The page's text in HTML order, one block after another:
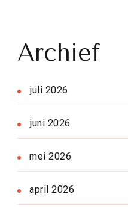
Archief
juli 2026
juni 2026
mei 2026
april 2026